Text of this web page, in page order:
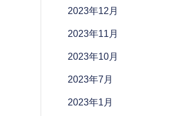
2023年12月
2023年11月
2023年10月
2023年7月
2023年1月